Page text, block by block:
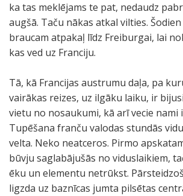
ka tas meklējams te pat, nedaudz
augšā. Taču nākas atkal vilties.
braucam atpakaļ līdz Freiburgai, lai
kas ved uz Franciju.
Tā, kā Francijas austrumu daļa, pa
vairākas reizes, uz ilgāku laiku, ir
vietu no nosaukumi, kā arī vecie nami
Tupēšana franču valodas stundās
velta. Neko neatceros. Pirmo
būvju saglabājušās no viduslaikiem,
ēku un elementu netrūkst.
ligzda uz baznīcas jumta pilsētas